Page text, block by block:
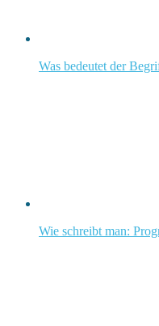
Was bedeutet der
Wie schreibt man: